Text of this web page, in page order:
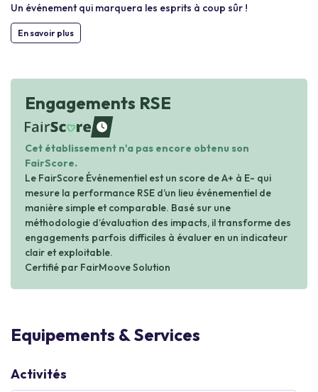
Un événement qui marquera les esprits à coup sûr !
En savoir plus
Engagements RSE
waiting
Cet établissement n'a pas encore obtenu son
FairScore.
Le FairScore Événementiel est un score de A+ à E- qui
mesure la performance RSE d’un lieu événementiel de
manière simple et comparable. Basé sur une
méthodologie d’évaluation des impacts, il transforme des
engagements parfois difficiles à évaluer en un indicateur
clair et exploitable.
Certifié par FairMoove Solution
Equipements & Services
Activités